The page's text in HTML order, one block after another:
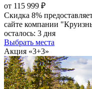
от 115 999 ₽
Скидка 8%
сайте компании
осталось: 3 дня
Выбрать места
Акция «3+3»